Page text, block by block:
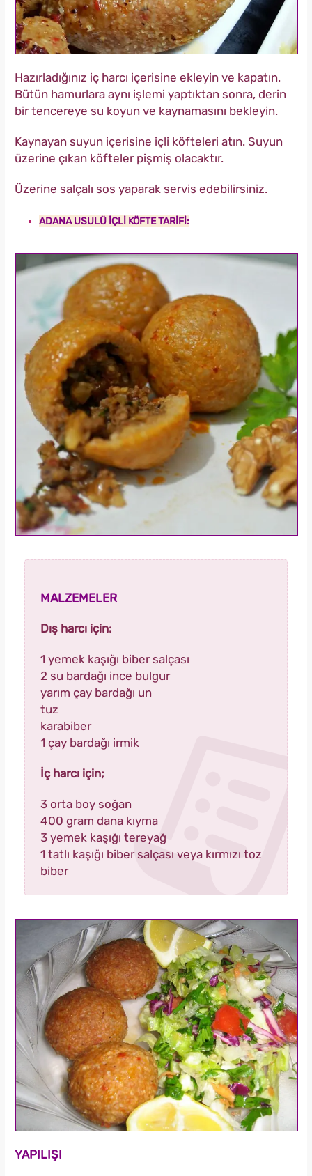
Hazırladığınız iç harcı içerisine ekleyin ve kapatın.
Bütün hamurlara aynı işlemi yaptıktan sonra, derin
bir tencereye su koyun ve kaynamasını bekleyin.
Kaynayan suyun içerisine içli köfteleri atın. Suyun
üzerine çıkan köfteler pişmiş olacaktır.
Üzerine salçalı sos yaparak servis edebilirsiniz.
ADANA USULÜ İÇLİ KÖFTE TARİFİ:
MALZEMELER
Dış harcı için:
1 yemek kaşığı biber salçası
2 su bardağı ince bulgur
yarım çay bardağı un
tuz
karabiber
1 çay bardağı irmik
İç harcı için;
3 orta boy soğan
400 gram dana kıyma
3 yemek kaşığı tereyağ
1 tatlı kaşığı biber salçası veya kırmızı toz
biber
YAPILIŞI